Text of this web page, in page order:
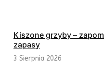
Kiszone grzyby –
zapasy
3 Sierpnia 2026